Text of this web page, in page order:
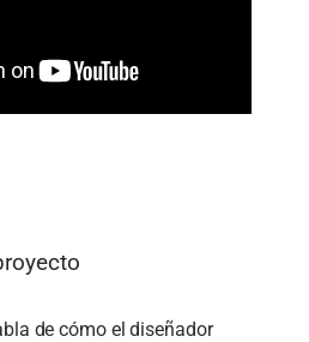
de cómo el diseñador